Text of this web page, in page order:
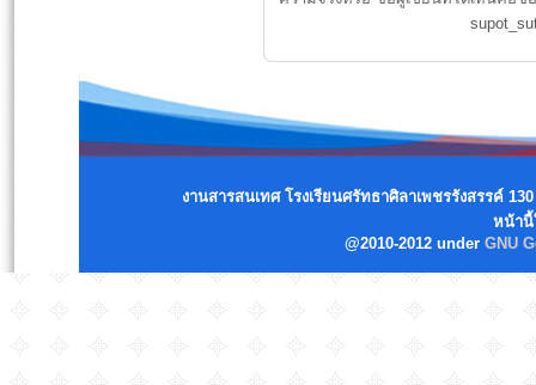
งานสารสนเทศ โรงเรียนศรัทธาศิลาเพชรรังสรรค์
หน้านี้
@2010-2012 under GNU